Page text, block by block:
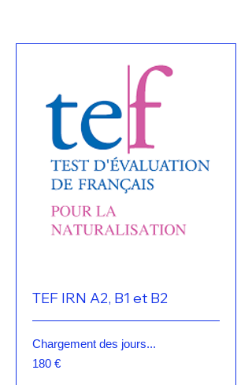
TEF IRN A2, B1 et B2
Chargement des jours...
180
euros
180 €